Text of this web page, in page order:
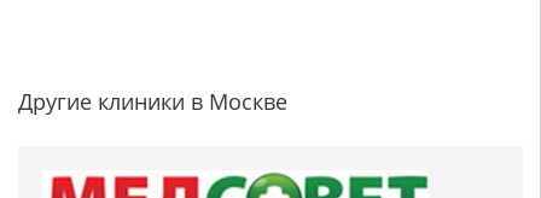
Другие клиники в Москве